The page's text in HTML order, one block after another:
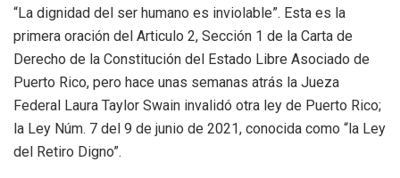
“La dignidad del ser humano es inviolable”. Esta es la
primera oración del Articulo 2, Sección 1 de la Carta de
Derecho de la Constitución del Estado Libre Asociado de
Puerto Rico, pero hace unas semanas atrás la Jueza
Federal Laura Taylor Swain invalidó otra ley de Puerto Rico;
la Ley Núm. 7 del 9 de junio de 2021, conocida como “la Ley
del Retiro Digno”.